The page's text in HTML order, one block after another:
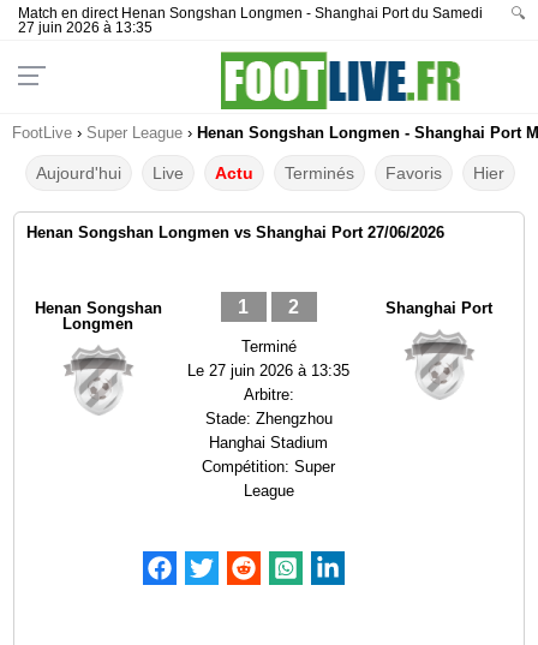
Match en direct Henan Songshan Longmen - Shanghai Port du Samedi
27 juin 2026 à 13:35
🔍
FootLive › Super League › Henan Songshan Longmen - Shanghai Port
Aujourd'hui Live Actu Terminés Favoris Hier
Henan Songshan Longmen vs Shanghai Port 27/06/2026
Henan Songshan
Longmen
1 2
Terminé
Le27 juin 2026 à 13:35
Arbitre:
Stade: Zhengzhou
Hanghai Stadium
Compétition:Super
League
Shanghai Port